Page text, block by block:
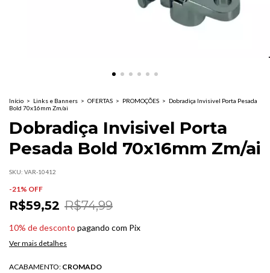
Início > Links e Banners > OFERTAS > PROMOÇÕES > Dobradiça Invisivel Porta Pesada
Bold 70x16mm Zm/ai
Dobradiça Invisivel Porta
Pesada Bold 70x16mm Zm/ai
SKU: VAR-10412
-21% OFF
R$59,52 R$74,99
10% de desconto pagando com Pix
Ver mais detalhes
ACABAMENTO: CROMADO